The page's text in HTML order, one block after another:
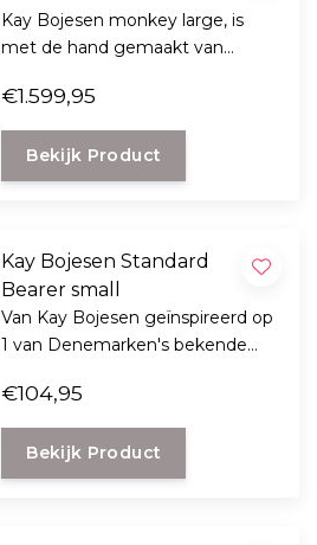
Kay Bojesen monkey large, is
met de hand gemaakt van
en teak en deze heeft een
hoogte van 60 cm.
€1.599,95
Bekijk Product
Kay Bojesen Standard
Bearer small
Van Kay Bojesen geïnspireerd op
1 van Denemarken's bekende
€104,95
Bekijk Product